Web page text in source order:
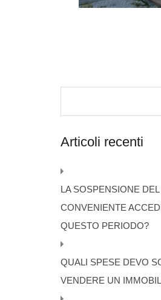
Articoli recenti
LA SOSPENSIONE DEL
CONVENIENTE
QUESTO PERIODO?
QUALI SPESE DEVO
VENDERE UN